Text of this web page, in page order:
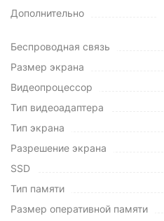
Дополнительно
Беспроводная связь
Размер экрана
Видеопроцессор
Тип видеоадаптера
Тип экрана
Разрешение экрана
SSD
Тип памяти
Размер оперативной памяти